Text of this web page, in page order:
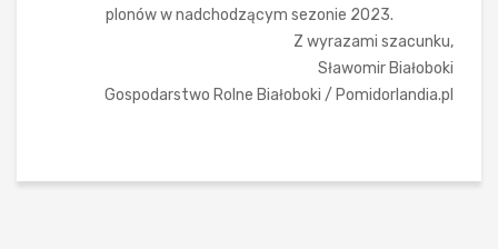
plonów w nadchodzącym sezonie 2023.
Z wyrazami szacunku,
Sławomir Białoboki
Gospodarstwo Rolne Białoboki / Pomidorlandia.pl